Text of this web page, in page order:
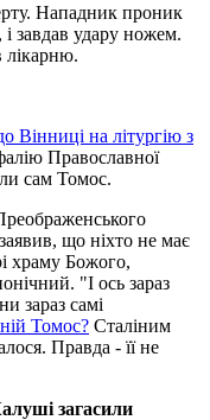
Нападник проник
завдав удару ножем.
лікарню.
Вінниці на літургію з
Православної
сам Томос.
що ніхто не має
храму Божого,
"І ось зараз
зараз самі
Томос? Сталіним
Правда - її не
загасили